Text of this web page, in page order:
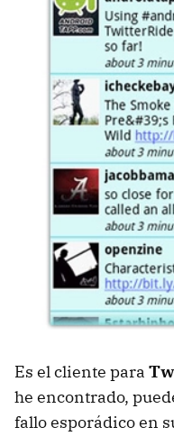
Es el cliente para
he encontrado,
fallo esporádico en